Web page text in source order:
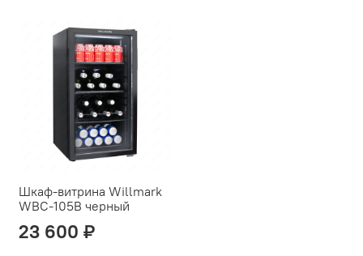
Шкаф-витрина Willmark
WBC-105B черный
23 600 ₽